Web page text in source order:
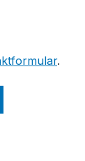
.